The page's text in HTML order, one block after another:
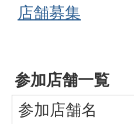
店舗募集
参加店舗一覧
参加店舗名